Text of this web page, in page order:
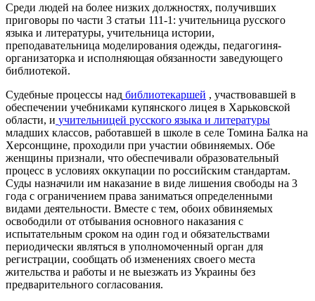
Среди людей на более низких должностях, получивших
приговоры по части 3 статьи 111-1: учительница русского
языка и литературы, учительница истории,
преподавательница моделирования одежды, педагогиня-
организаторка и исполняющая обязанности заведующего
библиотекой.
Судебные процессы над библиотекаршей , участвовавшей в
обеспечении учебниками купянского лицея в Харьковской
области, и учительницей русского языка и литературы
младших классов, работавшей в школе в селе Томина Балка на
Херсонщине, проходили при участии обвиняемых. Обе
женщины признали, что обеспечивали образовательный
процесс в условиях оккупации по российским стандартам.
Суды назначили им наказание в виде лишения свободы на 3
года с ограничением права заниматься определенными
видами деятельности. Вместе с тем, обоих обвиняемых
освободили от отбывания основного наказания с
испытательным сроком на один год и обязательствами
периодически являться в уполномоченный орган для
регистрации, сообщать об изменениях своего места
жительства и работы и не выезжать из Украины без
предварительного согласования.